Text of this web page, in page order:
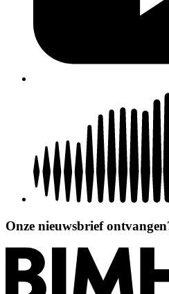
Onze nieuwsbrief